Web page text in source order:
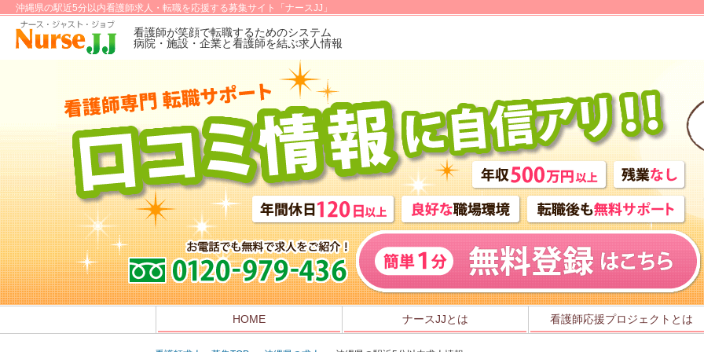
沖縄県の駅近5分以内看護師求人・転職を応援する募集サイト「ナースJJ」
看護師が笑顔で転職するためのシステム
病院・施設・企業と看護師を結ぶ求人情報
HOME ナースJJとは 看護師応援プロジェクトとは